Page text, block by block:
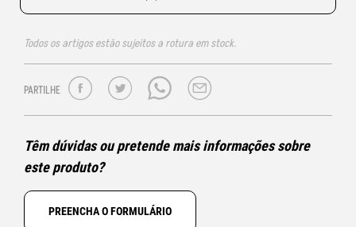
Todos os artigos estão sujeitos a rotura em stock.
PARTILHE
Têm dúvidas ou pretende mais informações sobre
este produto?
PREENCHA O FORMULÁRIO